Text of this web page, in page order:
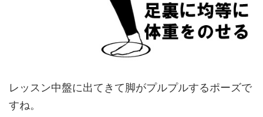
レッスン中盤に出てきて脚がプルプルするポーズで
すね。